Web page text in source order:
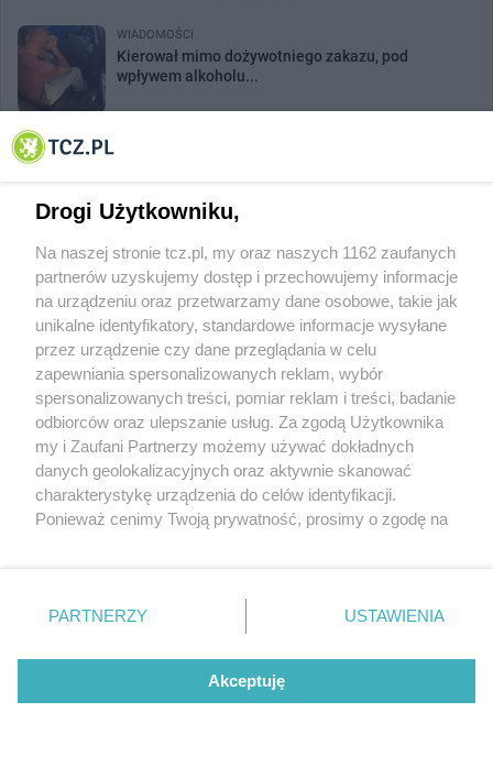
WIADOMOŚCI
Kierował mimo dożywotniego zakazu, pod
wpływem alkoholu...
SPORT
Ruszyły oficjalne zapisy na XXXV Uliczny Bieg
Sambora
CO BĘDZIE?
POLSKA TUTAJ JESTEM - muzyczny manifest
wolności i...
MIEJSCE NA TWOJĄ REKLAMĘ -SPRAWDŹ OFERTĘ
© 2001-2026 Tczew - TCZ.PL Sp. z o.o. Internetowy Serwis Informacyjny Miasta
Drogi Użytkowniku,
Na naszej stronie tcz.pl, my oraz naszych 1162 zaufanych
partnerów uzyskujemy dostęp i przechowujemy informacje
na urządzeniu oraz przetwarzamy dane osobowe, takie jak
unikalne identyfikatory, standardowe informacje wysyłane
przez urządzenie czy dane przeglądania w celu
zapewniania spersonalizowanych reklam, wybór
spersonalizowanych treści, pomiar reklam i treści, badanie
odbiorców oraz ulepszanie usług. Za zgodą Użytkownika
my i Zaufani Partnerzy możemy używać dokładnych
danych geolokalizacyjnych oraz aktywnie skanować
charakterystykę urządzenia do celów identyfikacji.
Ponieważ cenimy Twoją prywatność, prosimy o zgodę na
znajdujący się w lewym dolnym rogu strony
. Niektóre
przetwarzaniu. Preferencje będą miały zastosowania tylko
PARTNERZY USTAWIENIA
Akceptuję